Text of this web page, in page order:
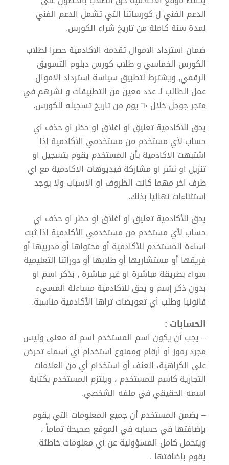
الدعم الفني ل كورساتنا التي تشمل الدعم الفني
لمدة سنة كاملة من تاريخ شراء الكورس.
ضمان استرداد الاموال تقدمه الاكادمية حصرا لطلاب
الكورس الخماسي و طلاب كورس دبلوم التسويق
الرقمي, ويشترط لتطبيق سياسة استرداد الاموال
عمل الطالب لـ عدد معين من التطبيقات و نشرهم في
متجر جوجل خلال ٦٠ يوم من تاريخ تسجيله للكورس.
يحق للاكادمية تعليق او اغلاق او حظر او حذف اي
حساب ﻷي مستخدم من مستخدمي الأكادمية اذا
اشتبهت الاكادمية بأن المستخدم يقوم بتسجيل او
تنزيل او نشر او مشاركة فيديوهات الاكادمية مع اي
طرف اخر مهما كانت الظروف او الاسباب ولا يوجد
استثناءات نهائيا بذلك.
يحق للأكادمية تعليق او اغلاق او حظر او حذف اي
حساب لأي مستخدم من مستخدمي الأكادمية اذا ثبت
اساءة المستخدم للأكادمية أو محتواها أو مدربيها أو
فريقها أو مستشاريها أو طلابها أو دوراتنا التعليمية
سواء بطريقة مباشرة او غير مباشرة , بذكر اسم او
بدون ذكر إسم و يحق للأكادمية مساءلة المسيء
قانونيا وطلب أي تعويضات تراها الأكادمية مناسبة.
الحسابات :
– يجب أن يكون اسم المستخدم اسم له معنى وليس
مجرد رموز أو أرقام وممنوع استخدام أي أسماء تحرض
على الكراهية، العنف أو استخدام أي من العلامات
التجارية كاسم للمستخدم ، ويلتزم المستخدم بكتابة
اسمه الحقيقي في ملفه الشخصي.
– يضمن المستخدم أن جميع المعلومات التي يقوم
بإضافتها في حسابه في الموقع صحيحة تماماً ،
ويتحمل كامل المسؤولية عن أي معلومات خاطئة
يقوم بإضافتها .